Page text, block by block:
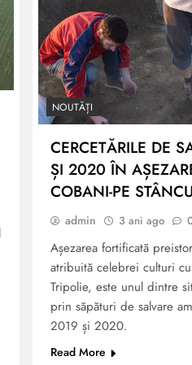
NOUTĂȚI
CERCETĂRILE DE
ȘI 2020 ÎN
COBANI-PE
admin 3 ani ago
Așezarea fortificată
atribuită celebrei culturi
Tripolie, este unul dintre
prin săpături de salvare
2019 și 2020.
Read More